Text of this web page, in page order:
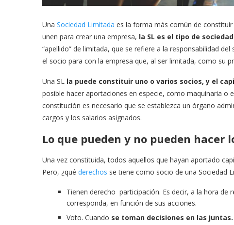
Una Sociedad Limitada es la forma más común de
unen para crear una empresa, la SL es el tipo de
“apellido” de limitada, que se refiere a la responsabilidad
el socio para con la empresa que, al ser limitada, como su
Una SL la puede constituir uno o varios socios, y el
posible hacer aportaciones en especie, como maquinaria
constitución es necesario que se establezca un órgano
cargos y los salarios asignados.
Lo que pueden y no pueden hacer
Una vez constituida, todos aquellos que hayan aportado
Pero, ¿qué derechos se tiene como socio de una Sociedad
Tienen derecho participación. Es decir, a la hora de
corresponda, en función de sus acciones.
Voto. Cuando se toman decisiones en las juntas.